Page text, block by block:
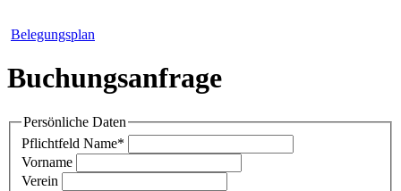
Belegungsplan
Buchungsanfrage
Persönliche Daten
Pflichtfeld Name*
Vorname
Verein